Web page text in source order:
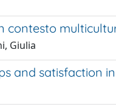
contesto
Giulia
and satisfaction